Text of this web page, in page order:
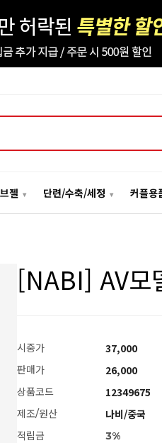
젤 단련/수축/세정 커플용
[NABI] AV모
시중가 37,000
판매가 26,000
상품코드 12349675
제조/원산 나비/중국
적립금
3%